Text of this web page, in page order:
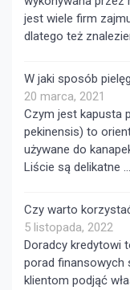
jest wiele firm
dlatego też
W jaki sposób
20 marca, 2021
Czym jest kapusta
pekinensis) to
używane do
Liście są delikatne …
Czy warto
5 listopada, 2022
Doradcy kredytowi
porad finansowych
klientom podjąć